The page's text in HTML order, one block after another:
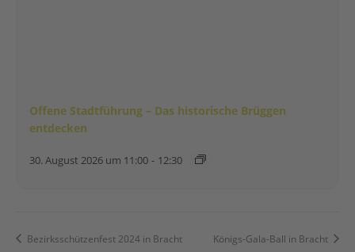
Offene Stadtführung – Das historische Brüggen
entdecken
30. August 2026 um 11:00 - 12:30
Bezirksschützenfest 2024 in Bracht Königs-Gala-Ball in Bracht